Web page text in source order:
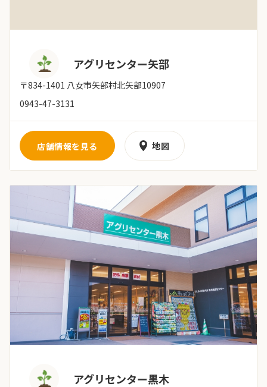
アグリセンター矢部
〒834-1401 八女市矢部村北矢部10907
0943-47-3131
店舗情報を見る 地図
アグリセンター黒木